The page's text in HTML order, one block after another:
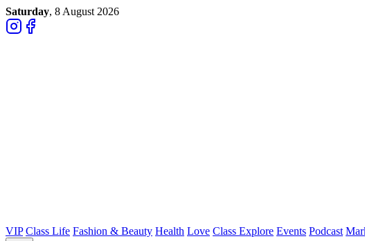
Saturday, 8 August 2026
VIP Class Life Fashion & Beauty Health Love Class Explore Events Podcast